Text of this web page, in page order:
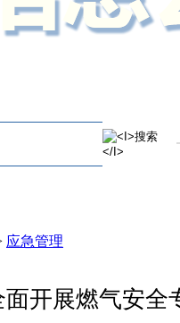
应急管理
开展燃气安全